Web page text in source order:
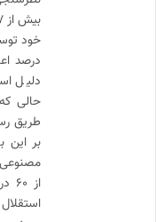
خود
درصد
دلیل
طریق
بر این
مصنوعی